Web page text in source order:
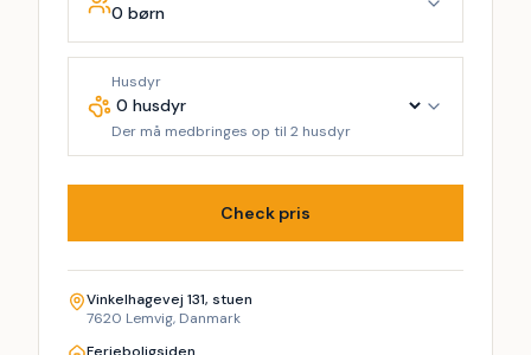
0 børn
Husdyr
Der må medbringes op til 2 husdyr
Check pris
Vinkelhagevej 131, stuen
7620 Lemvig, Danmark